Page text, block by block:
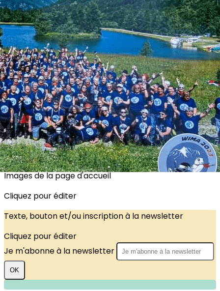
Exporter les lignes sélectionnées
Exporter toutes les colonnes
Exporter uniquement les colonnes affichées
Menu
<
>
Notre Histoire
Pourquoi adhérer à la WIMA ?
Les pionnières
?>
Images de la page d'accueil
Cliquez pour éditer
Texte, bouton et/ou inscription à la newsletter
Cliquez pour éditer
Je m'abonne à la newsletter
OK